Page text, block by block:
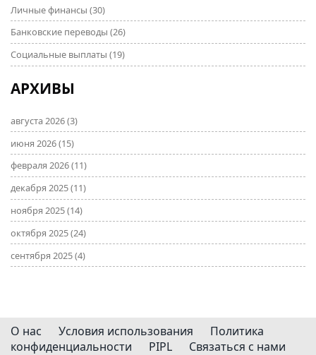
Личные финансы (30)
Банковские переводы (26)
Социальные выплаты (19)
АРХИВЫ
августа 2026(3)
июня 2026(15)
февраля 2026(11)
декабря 2025(11)
ноября 2025(14)
октября 2025(24)
сентября 2025(4)
О нас Условия использования
Политика
конфиденциальности
PIPL Связаться с нами